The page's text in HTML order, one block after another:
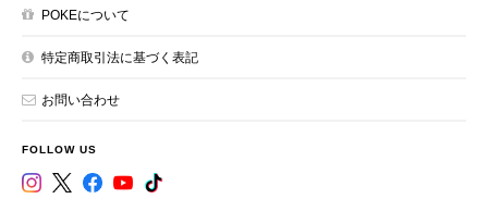
POKEについて
特定商取引法に基づく表記
お問い合わせ
FOLLOW US